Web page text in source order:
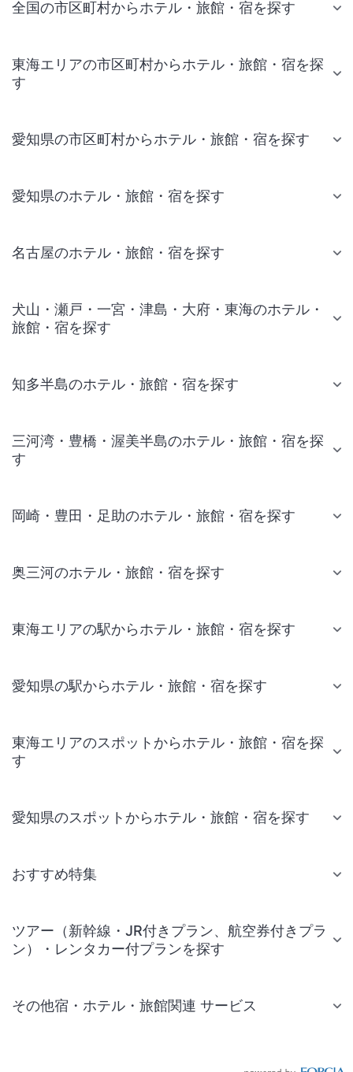
全国の市区町村からホテル・旅館・宿を探す
東海エリアの市区町村からホテル・旅館・宿を探
す
愛知県の市区町村からホテル・旅館・宿を探す
愛知県のホテル・旅館・宿を探す
名古屋のホテル・旅館・宿を探す
犬山・瀬戸・一宮・津島・大府・東海のホテル・
旅館・宿を探す
知多半島のホテル・旅館・宿を探す
三河湾・豊橋・渥美半島のホテル・旅館・宿を探
す
岡崎・豊田・足助のホテル・旅館・宿を探す
奥三河のホテル・旅館・宿を探す
東海エリアの駅からホテル・旅館・宿を探す
愛知県の駅からホテル・旅館・宿を探す
東海エリアのスポットからホテル・旅館・宿を探
す
愛知県のスポットからホテル・旅館・宿を探す
おすすめ特集
ツアー（新幹線・JR付きプラン、航空券付きプラ
ン）・レンタカー付プランを探す
その他宿・ホテル・旅館関連 サービス